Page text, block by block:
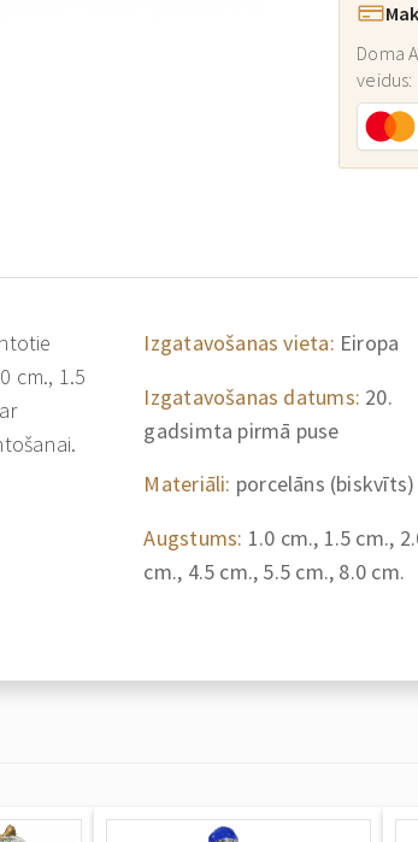
Doma
veidus:
cm., 1.5
Izgatavošanas vieta: Eiropa
Izgatavošanas datums: 20.
gadsimta pirmā puse
Materiāli: porcelāns (biskvīts)
Augstums: 1.0 cm., 1.5 cm.,
cm., 4.5 cm., 5.5 cm., 8.0 cm.